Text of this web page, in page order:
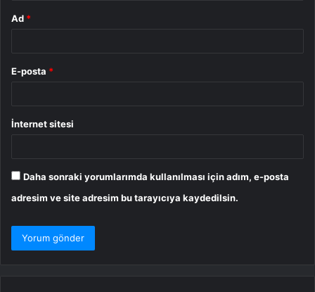
Ad *
E-posta *
İnternet sitesi
Daha sonraki yorumlarımda kullanılması için adım, e-posta
adresim ve site adresim bu tarayıcıya kaydedilsin.